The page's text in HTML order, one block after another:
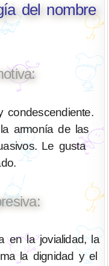
del nombre
condescendiente.
armonía de las
Le gusta
en la jovialidad, la
la dignidad y el